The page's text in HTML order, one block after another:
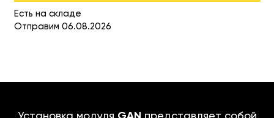
Есть на складе
Отправим 06.08.2026